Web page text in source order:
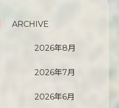
ARCHIVE
2026年8月
2026年7月
2026年6月